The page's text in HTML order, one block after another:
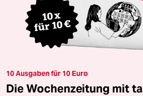
10 Ausgaben für 10 Euro
Die Wochenzeitung mit